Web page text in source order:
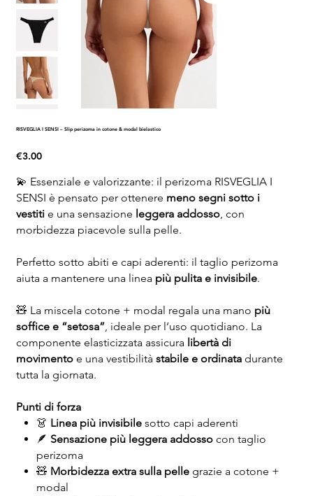
RISVEGLIA I SENSI – Slip perizoma in cotone & modal bielastico
Price
€3.00
💫 Essenziale e valorizzante: il perizoma RISVEGLIA I
SENSI è pensato per ottenere meno segni sotto i
vestitie una sensazione leggera addosso, con
morbidezza piacevole sulla pelle.
Perfetto sotto abiti e capi aderenti: il taglio perizoma
aiuta a mantenere una linea più pulita e invisibile.
🧸 La miscela cotone + modal regala una mano più
soffice e “setosa”, ideale per l’uso quotidiano. La
componente elasticizzata assicura libertà di
movimentoe una vestibilità stabile e ordinatadurante
tutta la giornata.
Punti di forza
👗 Linea più invisibilesotto capi aderenti
🪶 Sensazione più leggera addossocon taglio
perizoma
🧸 Morbidezza extra sulla pellegrazie a cotone +
modal